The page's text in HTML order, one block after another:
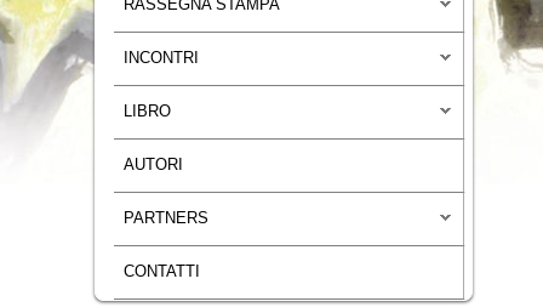
RASSEGNA STAMPA
INCONTRI
LIBRO
AUTORI
PARTNERS
CONTATTI